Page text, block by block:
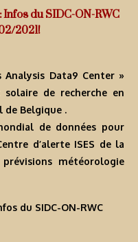
du SIDC-ON-RWC
2021!
Analysis Data9 Center »
de recherche en
de Belgique .
de données pour
d’alerte ISES de la
météorologie
du SIDC-ON-RWC